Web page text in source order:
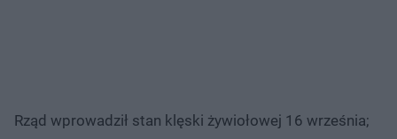
Rząd wprowadził stan klęski żywiołowej 16 września;